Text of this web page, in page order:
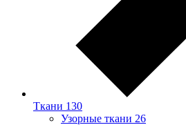
Ткани 130
Узорные ткани 26